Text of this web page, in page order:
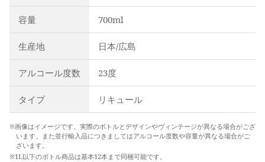
容量 700ml
生産地 日本/広島
アルコール度数 23度
タイプ リキュール
※画像はイメージです。実際のボトルとデザインやヴィンテージが異なる場合がござ
います。また並行輸入品につきましてはアルコール度数や容量が異なる場合がご
ざいます。
※1L以下のボトル商品は基本12本まで同梱可能です。